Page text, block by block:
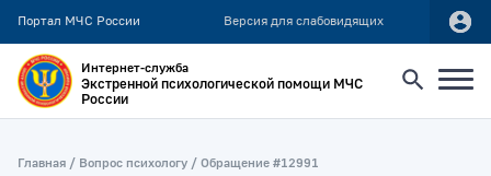
Портал МЧС России Версия для слабовидящих
Интернет-служба
Экстренной психологической помощи МЧС
России
Главная Вопрос психологу Обращение #12991